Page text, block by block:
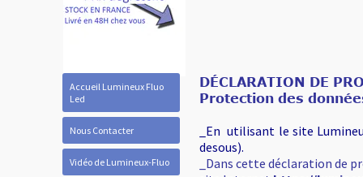
Accueil Lumineux Fluo
Led
Nous Contacter
Vidéo de Lumineux-Fluo
DÉCLARATION DE
Protection des
_En utilisant le site
desous).
_Dans cette déclaration de